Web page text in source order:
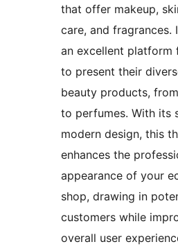
that offer makeup,
care, and fragrances.
an excellent platform
to present their
beauty products,
to perfumes. With its
modern design, this
enhances the
appearance of your
shop, drawing in
customers while
overall user